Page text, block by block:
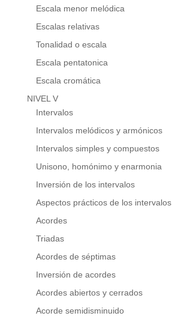
Escala menor melódica
Escalas relativas
Tonalidad o escala
Escala pentatonica
Escala cromática
NIVEL V
Intervalos
Intervalos melódicos y armónicos
Intervalos simples y compuestos
Unisono, homónimo y enarmonia
Inversión de los intervalos
Aspectos prácticos de los intervalos
Acordes
Triadas
Acordes de séptimas
Inversión de acordes
Acordes abiertos y cerrados
Acorde semidisminuido